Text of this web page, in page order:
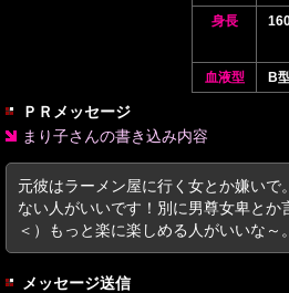
身長
血液型
B
ＰＲメッセージ
まり子さんの書き込み内容
元彼はラーメン屋に行く女とか嫌いで
ない人がいいです！別に男尊女卑とか
＜）もっと楽に楽しめる人がいいな～。
メッセージ送信